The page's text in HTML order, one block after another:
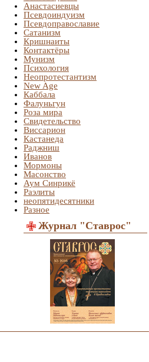
Анастасиевцы
Псевдоиндуизм
Псевдоправославие
Сатанизм
Кришнаиты
Контактёры
Мунизм
Психология
Неопротестантизм
New Age
Каббала
Фалуньгун
Роза мира
Свидетельство
Виссарион
Кастанеда
Раджниш
Иванов
Мормоны
Масонство
Аум Синрикё
Раэлиты
неопятидесятники
Разное
Журнал "Ставрос"